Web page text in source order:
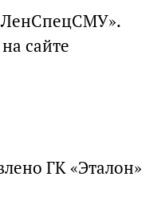
сайте
ГК «Эталон»